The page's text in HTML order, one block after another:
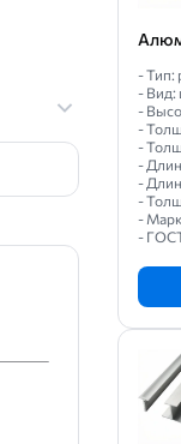
- Тип:
- Вид:
-
-
-
-
-
-
-
-